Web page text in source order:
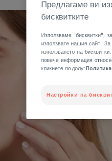
Предлагаме ви
бисквитките
Използваме "бисквитки",
използвате нашия сайт.
използването на
повече информация
кликнете по-долу:
Настройки на